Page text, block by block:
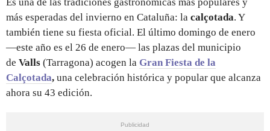
más esperadas del invierno en Cataluña: la calçotada. Y
también tiene su fiesta oficial. El último domingo de enero
—este año es el 26 de enero— las plazas del municipio
de Valls (Tarragona) acogen la Gran Fiesta de la
Calçotada, una celebración histórica y popular que alcanza
ahora su 43 edición.